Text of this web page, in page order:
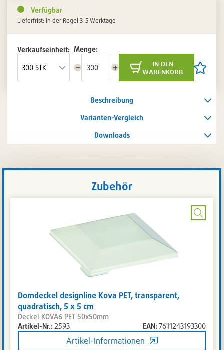
Verfügbar
Lieferfrist: in der Regel 3-5 Werktage
Verkaufseinheit: Menge:
Menge
Menge
in den
warenkorb
Artikel
setzen
Beschreibung
Varianten-Vergleich
Downloads
Zubehör
Bild
Domdeckel designline Kova PET, transparent,
quadratisch, 5 x 5 cm
Deckel KOVA6 PET 50x50mm
Artikel-Nr.: 2593 EAN:7611243193300
Artikel-Informationen